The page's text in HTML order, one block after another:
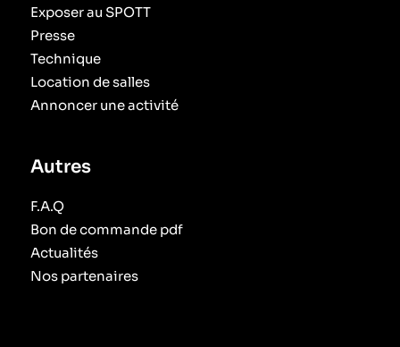
Exposer au SPOTT
Presse
Technique
Location de salles
Annoncer une activité
Autres
F.A.Q
Bon de commande pdf
Actualités
Nos partenaires